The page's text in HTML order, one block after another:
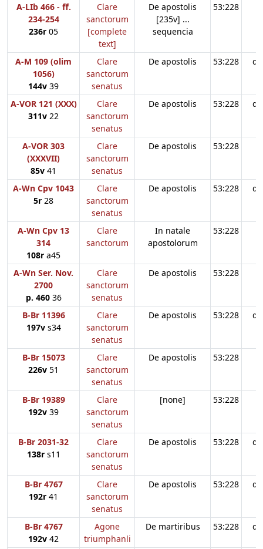
A-LIb 466 - ff.
234-254
236r 05
Clare
sanctorum
[complete
text]
De apostolis
[235v] ...
sequencia
53:228
A-M 109 (olim
1056)
144v 39
Clare
sanctorum
senatus
De apostolis 53:228
A-VOR 121 (XXX)
311v 22
Clare
sanctorum
senatus
De apostolis 53:228
A-VOR 303
(XXXVII)
85v 41
Clare
sanctorum
senatus
De apostolis 53:228
A-Wn Cpv 1043
5r 28
Clare
sanctorum
senatus
De apostolis 53:228
A-Wn Cpv 13
314
108r a45
Clare
sanctorum
In natale
apostolorum
53:228
A-Wn Ser. Nov.
2700
p. 46036
Clare
sanctorum
senatus
De apostolis 53:228
B-Br 11396
197vs34
Clare
sanctorum
senatus
De apostolis 53:228
B-Br 15073
226v 51
Clare
sanctorum
senatus
De apostolis 53:228
B-Br 19389
192v 39
Clare
sanctorum
senatus
[none] 53:228
B-Br 2031-32
138rs11
Clare
sanctorum
senatus
De apostolis 53:228
B-Br 4767
192r 41
Clare
sanctorum
senatus
De apostolis 53:228
B-Br 4767
192v 42
Agone
triumphanli
De martiribus 53:228